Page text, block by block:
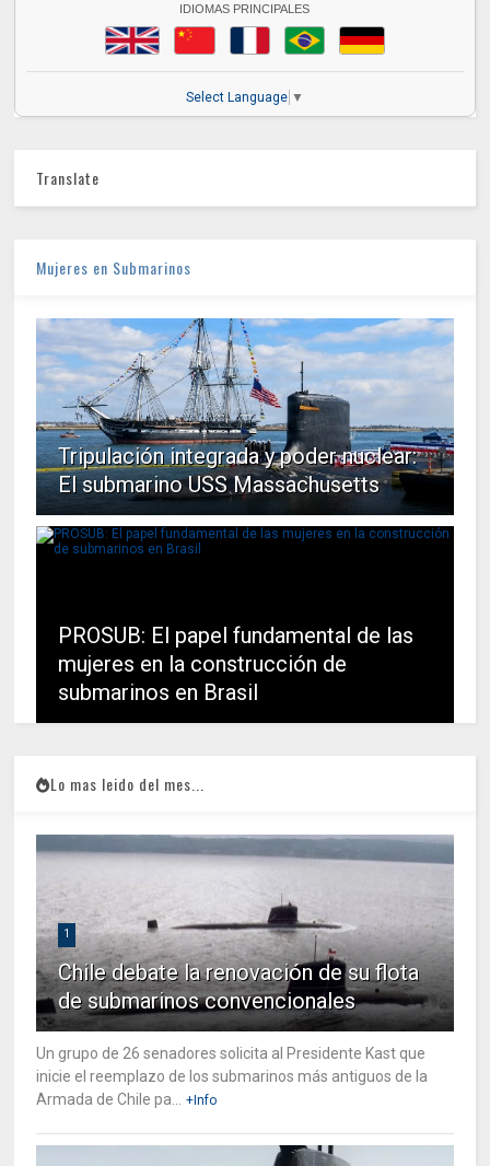
IDIOMAS PRINCIPALES
Select Language ▼
Translate
Mujeres en Submarinos
Tripulación integrada y poder nuclear:
El submarino USS Massachusetts
PROSUB: El papel fundamental de las
mujeres en la construcción de
submarinos en Brasil
Lo mas leido del mes...
1
Chile debate la renovación de su flota
de submarinos convencionales
Un grupo de 26 senadores solicita al Presidente Kast que
inicie el reemplazo de los submarinos más antiguos de la
Armada de Chile pa...
+Info